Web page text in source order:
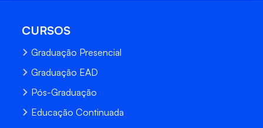
CURSOS
Graduação Presencial
Graduação EAD
Pós-Graduação
Educação Continuada